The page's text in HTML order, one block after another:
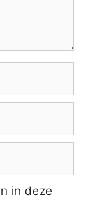
in deze